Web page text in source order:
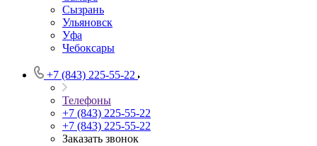
Сызрань
Ульяновск
Уфа
Чебоксары
+7 (843) 225-55-22
Телефоны
+7 (843) 225-55-22
+7 (843) 225-55-22
Заказать звонок